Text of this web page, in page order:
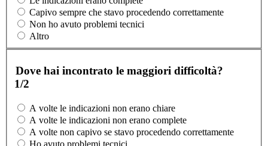
Capivo sempre che stavo procedendo correttamente
Non ho avuto problemi tecnici
Altro
Dove hai incontrato le maggiori difficoltà?
1/2
A volte le indicazioni non erano chiare
A volte le indicazioni non erano complete
A volte non capivo se stavo procedendo correttamente
Ho avuto problemi tecnici